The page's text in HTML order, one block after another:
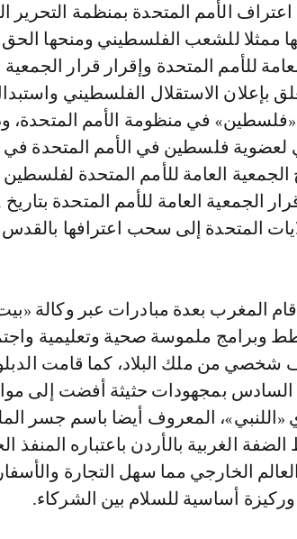
الأمم المتحدة بمنظمة التحرير
1974بوصفها ممثلا للشعب الفلسطيني
1988 المتعلق بإعلان الاستقلال الفلسطيني
«فلسطين» في منظومة الأمم
العامة للأمم المتحدة
المتحدة إلى سحب اعترافها
المغرب بعدة مبادرات عبر وكالة
وبرامج ملموسة صحية وتعليمية
شخصي من ملك البلاد، كما قامت
السادس بمجهودات حثيثة أفضت إلى
«اللنبي»، المعروف أيضا باسم جسر
الغربية بالأردن باعتباره المنفذ
الخارجي مما سهل التجارة
وركيزة أساسية للسلام بين الشركاء.